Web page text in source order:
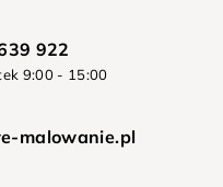
922
9:00 - 15:00
malowanie.pl